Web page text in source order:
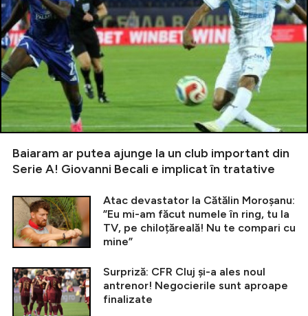
Baiaram ar putea ajunge la un club important din
Serie A! Giovanni Becali e implicat în tratative
Atac devastator la Cătălin Moroșanu:
”Eu mi-am făcut numele în ring, tu la
TV, pe chiloțăreală! Nu te compari cu
mine”
Surpriză: CFR Cluj și-a ales noul
antrenor! Negocierile sunt aproape
finalizate